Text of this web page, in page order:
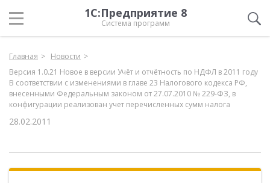
1С:Предприятие 8
Система программ
Главная
Новости
Версия 1.0.21 Новое в версии Учёт и отчётность по НДФЛ в 2011 году
В соответствии с изменениями в главе 23 Налогового кодекса РФ,
внесенными Федеральным законом от 27.07.2010 № 229-ФЗ, в
конфигурации реализован учет перечисленных сумм налога
28.02.2011